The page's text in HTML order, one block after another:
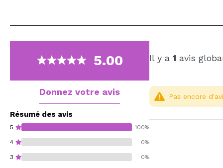
5.00
Donnez votre avis
Résumé des avis
5 100%
4 0%
3 0%
Il y a 1 avis
Pas encore